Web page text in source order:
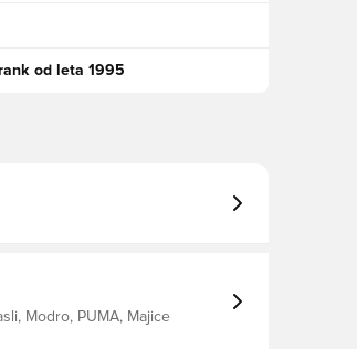
od leta 1995
Modro, PUMA, Majice